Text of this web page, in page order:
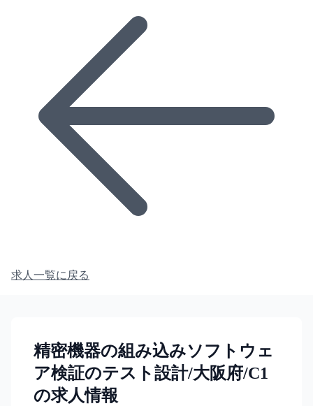
求人一覧に戻る
精密機器の組み込みソフトウェ
ア検証のテスト設計/大阪府/C1
の求人情報